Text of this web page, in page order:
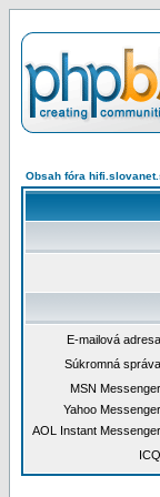
Obsah fóra
E-mailová
Súkromná
MSN
Yahoo
AOL Instant